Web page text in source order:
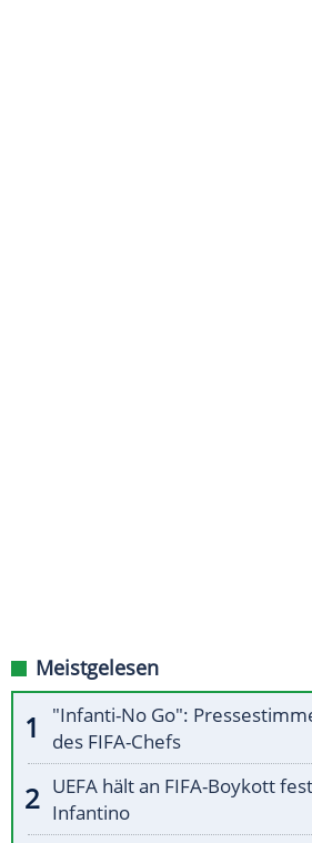
Meistgelesen
"Infanti-No Go":
des FIFA-Chefs
UEFA hält an FIFA-Boykott
Infantino